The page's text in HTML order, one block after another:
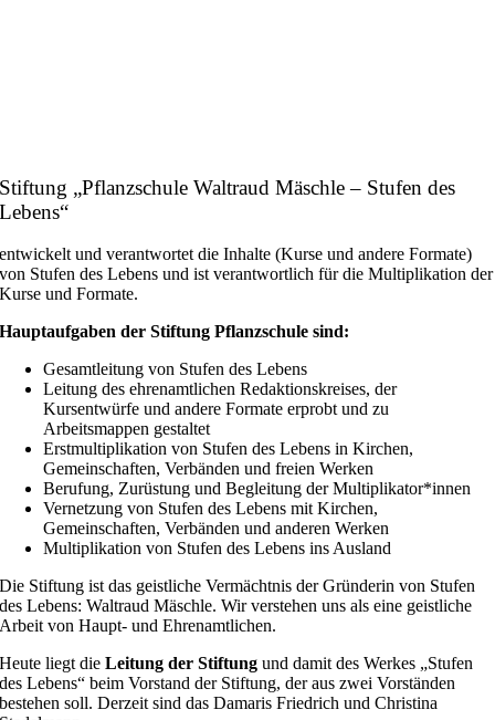
Stiftung „Pflanzschule Waltraud Mäschle – Stufen des
Lebens“
entwickelt und verantwortet die Inhalte (Kurse und andere Formate)
von Stufen des Lebens und ist verantwortlich für die Multiplikation der
Kurse und Formate.
Hauptaufgaben der Stiftung Pflanzschule sind:
Gesamtleitung von Stufen des Lebens
Leitung des ehrenamtlichen Redaktionskreises, der
Kursentwürfe und andere Formate erprobt und zu
Arbeitsmappen gestaltet
Erstmultiplikation von Stufen des Lebens in Kirchen,
Gemeinschaften, Verbänden und freien Werken
Berufung, Zurüstung und Begleitung der Multiplikator*innen
Vernetzung von Stufen des Lebens mit Kirchen,
Gemeinschaften, Verbänden und anderen Werken
Multiplikation von Stufen des Lebens ins Ausland
Die Stiftung ist das geistliche Vermächtnis der Gründerin von Stufen
des Lebens: Waltraud Mäschle. Wir verstehen uns als eine geistliche
Arbeit von Haupt- und Ehrenamtlichen.
Heute liegt dieLeitung der Stiftung und damit des Werkes „Stufen
des Lebens“ beim Vorstand der Stiftung, der aus zwei Vorständen
bestehen soll. Derzeit sind das Damaris Friedrich und Christina